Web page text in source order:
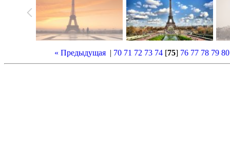
« Предыдущая | 70 71 72 73 74 [75] 76 77 78 79 80